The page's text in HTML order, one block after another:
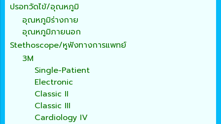
ปรอทวัดไข้/อุณหภูมิ
อุณหภูมิร่างกาย
อุณหภูมิภายนอก
Stethoscope/หูฟังทางการแพทย์
3M
Single-Patient
Electronic
Classic II
Classic III
Cardiology IV